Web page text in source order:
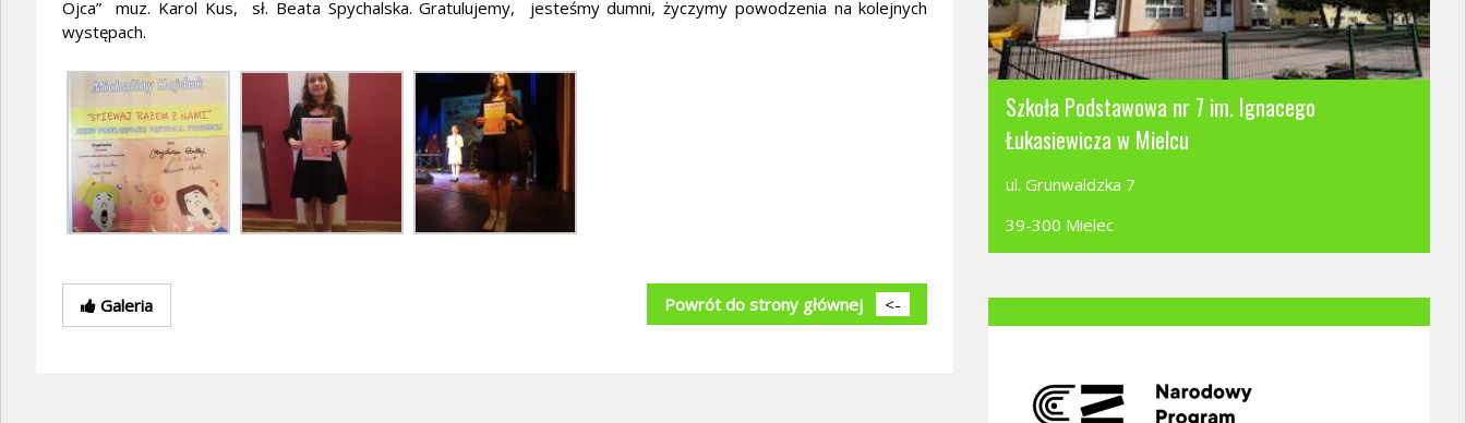
Ojca” muz. Karol Kus, sł. Beata Spychalska. Gratulujemy, jesteśmy dumni, życzymy powodzenia na kolejnych
występach.
Galeria Powrót do strony głównej <-
Szkoła Podstawowa nr 7 im. Ignacego
Łukasiewicza w Mielcu
ul. Grunwaldzka 7
39-300 Mielec